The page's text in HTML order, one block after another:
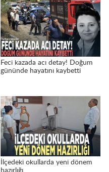
Feci kazada acı detay! Doğum
gününde hayatını kaybetti
İlçedeki okullarda yeni dönem
hazırlığı